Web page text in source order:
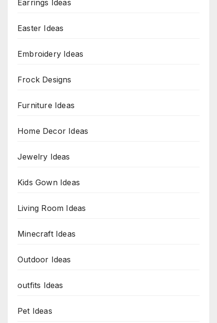
Earrings Ideas
Easter Ideas
Embroidery Ideas
Frock Designs
Furniture Ideas
Home Decor Ideas
Jewelry Ideas
Kids Gown Ideas
Living Room Ideas
Minecraft Ideas
Outdoor Ideas
outfits Ideas
Pet Ideas